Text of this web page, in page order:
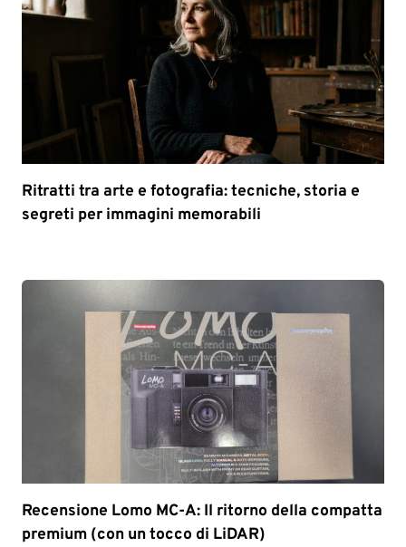
Ritratti tra arte e fotografia: tecniche, storia e
segreti per immagini memorabili
Recensione Lomo MC-A: Il ritorno della compatta
premium (con un tocco di LiDAR)